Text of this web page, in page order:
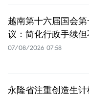
越南第十六届国会
议：简化行政手续
07/08/2026 07:58
永隆省注重创造生